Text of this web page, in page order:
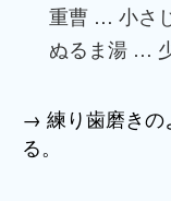
重曹 … 小さ
ぬるま湯 …
→ 練り歯磨きの
る。